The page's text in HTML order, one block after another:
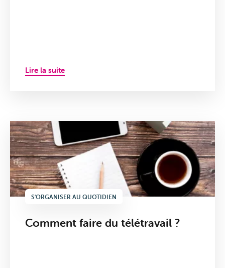
Lire la suite
S'ORGANISER AU QUOTIDIEN
Comment faire du télétravail ?